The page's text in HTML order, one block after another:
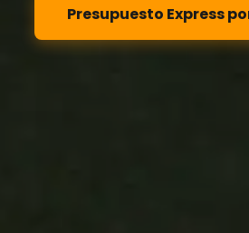
Presupuesto Express